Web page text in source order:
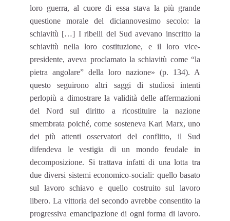
loro guerra, al cuore di essa stava la più grande
questione morale del diciannovesimo secolo: la
schiavitù […] I ribelli del Sud avevano inscritto la
schiavitù nella loro costituzione, e il loro vice-
presidente, aveva proclamato la schiavitù come “la
pietra angolare” della loro nazione» (p. 134). A
questo seguirono altri saggi di studiosi intenti
perlopiù a dimostrare la validità delle affermazioni
del Nord sul diritto a ricostituire la nazione
smembrata poiché, come sosteneva Karl Marx, uno
dei più attenti osservatori del conflitto, il Sud
difendeva le vestigia di un mondo feudale in
decomposizione. Si trattava infatti di una lotta tra
due diversi sistemi economico-sociali: quello basato
sul lavoro schiavo e quello costruito sul lavoro
libero. La vittoria del secondo avrebbe consentito la
progressiva emancipazione di ogni forma di lavoro.